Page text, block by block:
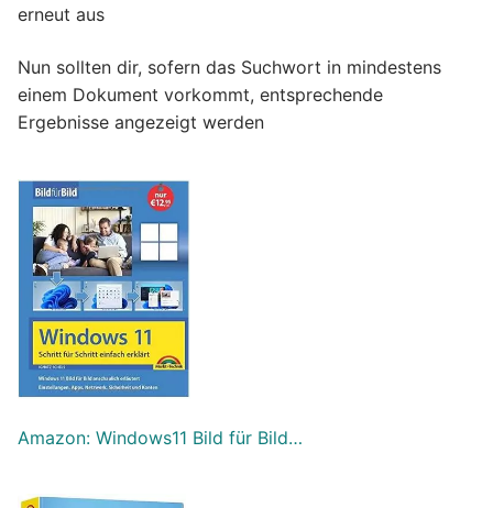
erneut aus
Nun sollten dir, sofern das Suchwort in mindestens
einem Dokument vorkommt, entsprechende
Ergebnisse angezeigt werden
Amazon: Windows11 Bild für Bild…